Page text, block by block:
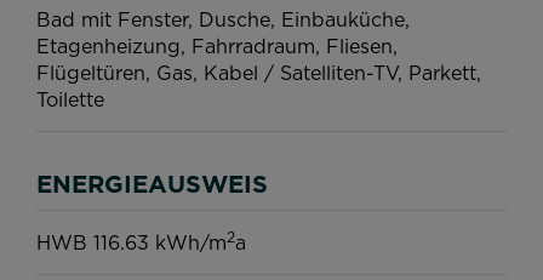
Bad mit Fenster Dusche Einbauküche
Etagenheizung Fahrradraum Fliesen
Flügeltüren Gas Kabel / Satelliten-TV Parkett
Toilette
ENERGIEAUSWEIS
HWB 116.63 kWh/m2a